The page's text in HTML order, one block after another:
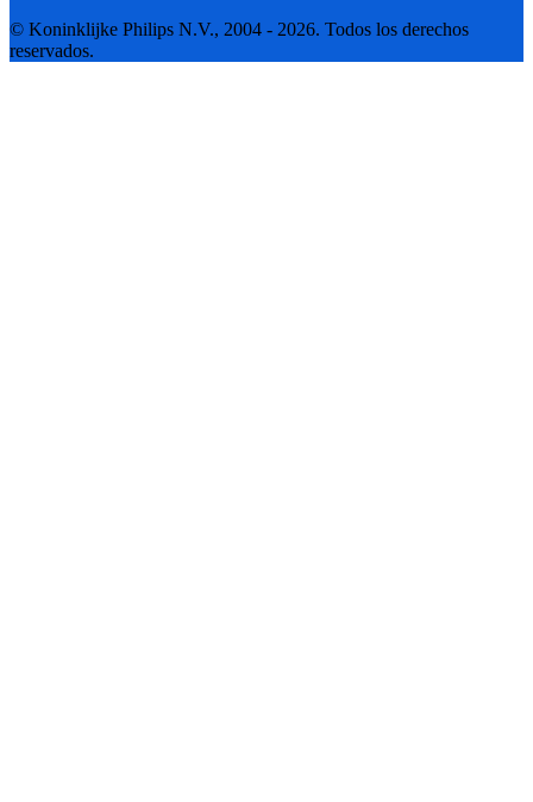
© Koninklijke Philips N.V., 2004 - 2026. Todos los derechos
reservados.